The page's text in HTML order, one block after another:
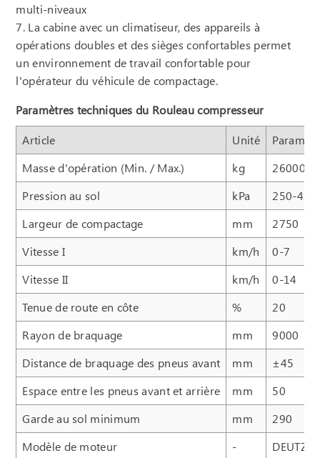
multi-niveaux
7. La cabine avec un climatiseur, des appareils à
opérations doubles et des sièges confortables permet
un environnement de travail confortable pour
l'opérateur du véhicule de compactage.
Paramètres techniques du Rouleau compresseur
Article
Unité
Masse d'opération (Min. / Max.)
kg
26000
Pression au sol
kPa
250-420
Largeur de compactage
mm
2750
Vitesse I
km/h
0-7
Vitesse II
km/h
0-14
Tenue de route en côte
%
20
Rayon de braquage
mm
9000
Distance de braquage des pneus avant
mm
±45
Espace entre les pneus avant et arrière
mm
50
Garde au sol minimum
mm
290
Modèle de moteur
-
DEUTZ